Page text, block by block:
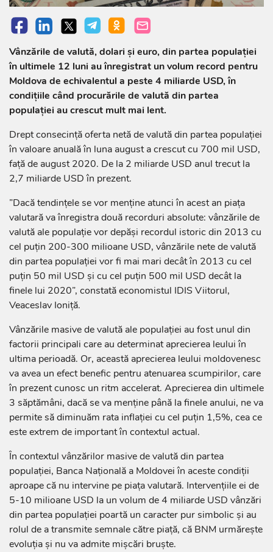
Vânzările de valută, dolari și euro, din partea populației
în ultimele 12 luni au înregistrat un volum record pentru
Moldova de echivalentul a peste 4 miliarde USD, în
condițiile când procurările de valută din partea
populației au crescut mult mai lent.
Drept consecință oferta netă de valută din partea populației
în valoare anuală în luna august a crescut cu 700 mil USD,
față de august 2020. De la 2 miliarde USD anul trecut la
2,7 miliarde USD în prezent.
”Dacă tendințele se vor menține atunci în acest an piața
valutară va înregistra două recorduri absolute: vânzările de
valută ale populație vor depăși recordul istoric din 2013 cu
cel puțin 200-300 milioane USD, vânzările nete de valută
din partea populației vor fi mai mari decât în 2013 cu cel
puțin 50 mil USD și cu cel puțin 500 mil USD decât la
finele lui 2020”, constată economistul IDIS Viitorul,
Veaceslav Ioniță.
Vânzările masive de valută ale populației au fost unul din
factorii principali care au determinat aprecierea leului în
ultima perioadă. Or, această aprecierea leului moldovenesc
va avea un efect benefic pentru atenuarea scumpirilor, care
în prezent cunosc un ritm accelerat. Aprecierea din ultimele
3 săptămâni, dacă se va menține până la finele anului, ne va
permite să diminuăm rata inflației cu cel puțin 1,5%, cea ce
este extrem de important în contextul actual.
În contextul vânzărilor masive de valută din partea
populației, Banca Națională a Moldovei în aceste condiții
aproape că nu intervine pe piața valutară. Intervențiile ei de
5-10 milioane USD la un volum de 4 miliarde USD vânzări
din partea populației poartă un caracter pur simbolic și au
rolul de a transmite semnale către piață, că BNM urmărește
evoluția și nu va admite mișcări bruște.